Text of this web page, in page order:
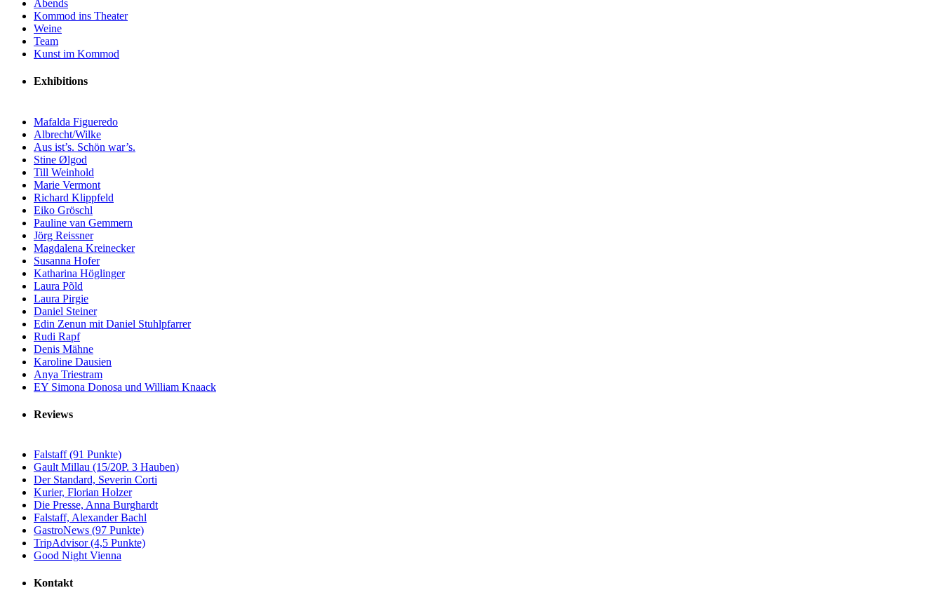
Abends
Kommod ins Theater
Weine
Team
Kunst im Kommod
Exhibitions
Mafalda Figueredo
Albrecht/Wilke
Aus ist’s. Schön war’s.
Stine Ølgod
Till Weinhold
Marie Vermont
Richard Klippfeld
Eiko Gröschl
Pauline van Gemmern
Jörg Reissner
Magdalena Kreinecker
Susanna Hofer
Katharina Höglinger
Laura Põld
Laura Pirgie
Daniel Steiner
Edin Zenun mit Daniel Stuhlpfarrer
Rudi Rapf
Denis Mähne
Karoline Dausien
Anya Triestram
EY Simona Donosa und William Knaack
Reviews
Falstaff (91 Punkte)
Gault Millau (15/20P. 3 Hauben)
Der Standard, Severin Corti
Kurier, Florian Holzer
Die Presse, Anna Burghardt
Falstaff, Alexander Bachl
GastroNews (97 Punkte)
TripAdvisor (4,5 Punkte)
Good Night Vienna
Kontakt